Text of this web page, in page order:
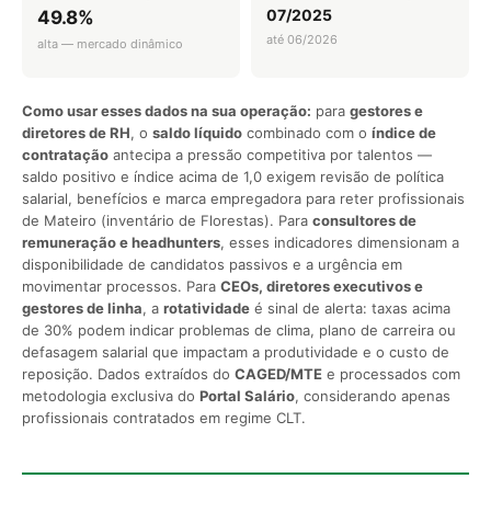
49.8%
alta — mercado dinâmico
07/2025
até 06/2026
Como usar esses dados na sua operação: para gestores e
diretores de RH, o saldo líquido combinado com o índice de
contratação antecipa a pressão competitiva por talentos —
saldo positivo e índice acima de 1,0 exigem revisão de política
salarial, benefícios e marca empregadora para reter profissionais
de Mateiro (inventário de Florestas). Para consultores de
remuneração e headhunters, esses indicadores dimensionam a
disponibilidade de candidatos passivos e a urgência em
movimentar processos. Para CEOs, diretores executivos e
gestores de linha, a rotatividade é sinal de alerta: taxas acima
de 30% podem indicar problemas de clima, plano de carreira ou
defasagem salarial que impactam a produtividade e o custo de
reposição. Dados extraídos do CAGED/MTE e processados com
metodologia exclusiva do Portal Salário, considerando apenas
profissionais contratados em regime CLT.